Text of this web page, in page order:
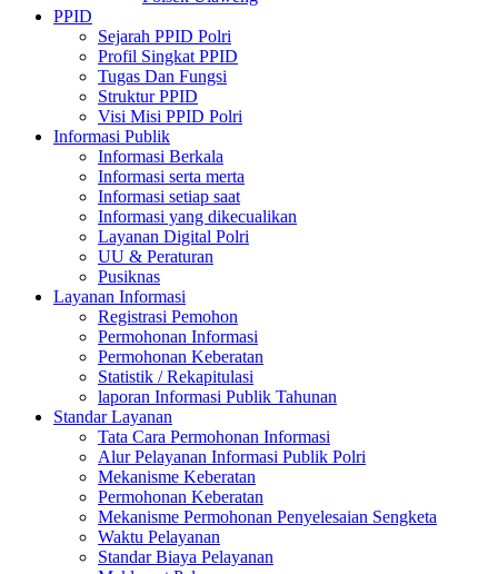
PPID
Sejarah PPID Polri
Profil Singkat PPID
Tugas Dan Fungsi
Struktur PPID
Visi Misi PPID Polri
Informasi Publik
Informasi Berkala
Informasi serta merta
Informasi setiap saat
Informasi yang dikecualikan
Layanan Digital Polri
UU & Peraturan
Pusiknas
Layanan Informasi
Registrasi Pemohon
Permohonan Informasi
Permohonan Keberatan
Statistik / Rekapitulasi
laporan Informasi Publik Tahunan
Standar Layanan
Tata Cara Permohonan Informasi
Alur Pelayanan Informasi Publik Polri
Mekanisme Keberatan
Permohonan Keberatan
Mekanisme Permohonan Penyelesaian Sengketa
Waktu Pelayanan
Standar Biaya Pelayanan